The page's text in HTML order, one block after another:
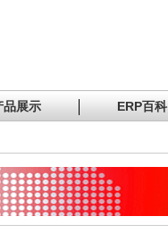
品展示 ERP百科